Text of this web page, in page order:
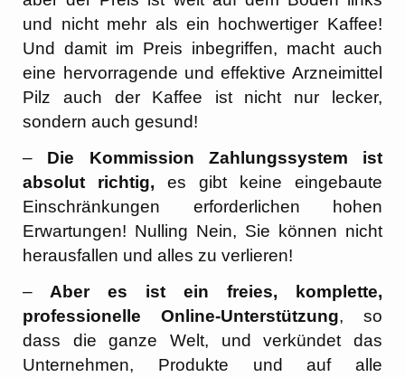
und nicht mehr als ein hochwertiger Kaffee!
Und damit im Preis inbegriffen, macht auch
eine hervorragende und effektive Arzneimittel
Pilz auch der Kaffee ist nicht nur lecker,
sondern auch gesund!
– Die Kommission Zahlungssystem ist
absolut richtig, es gibt keine eingebaute
Einschränkungen erforderlichen hohen
Erwartungen! Nulling Nein, Sie können nicht
herausfallen und alles zu verlieren!
– Aber es ist ein freies, komplette,
professionelle Online-Unterstützung, so
dass die ganze Welt, und verkündet das
Unternehmen, Produkte und auf alle